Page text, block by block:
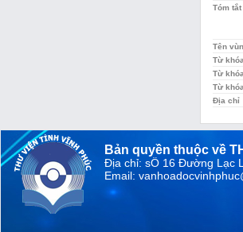
Tóm tắt
Tên
Từ
Từ
Từ
Địa chỉ
Bản quyền thuộc về
Địa chỉ: sỐ 16 Đường Lạc
Email: